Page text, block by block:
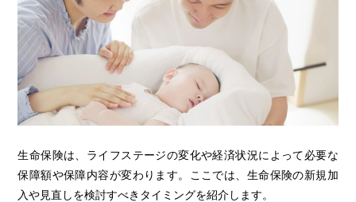
生命保険は、ライフステージの変化や経済状況によって必要な
保障額や保障内容が変わります。ここでは、生命保険の新規加
入や見直しを検討すべきタイミングを紹介します。